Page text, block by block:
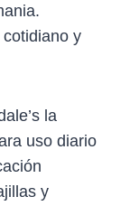
y
la
uso diario
y